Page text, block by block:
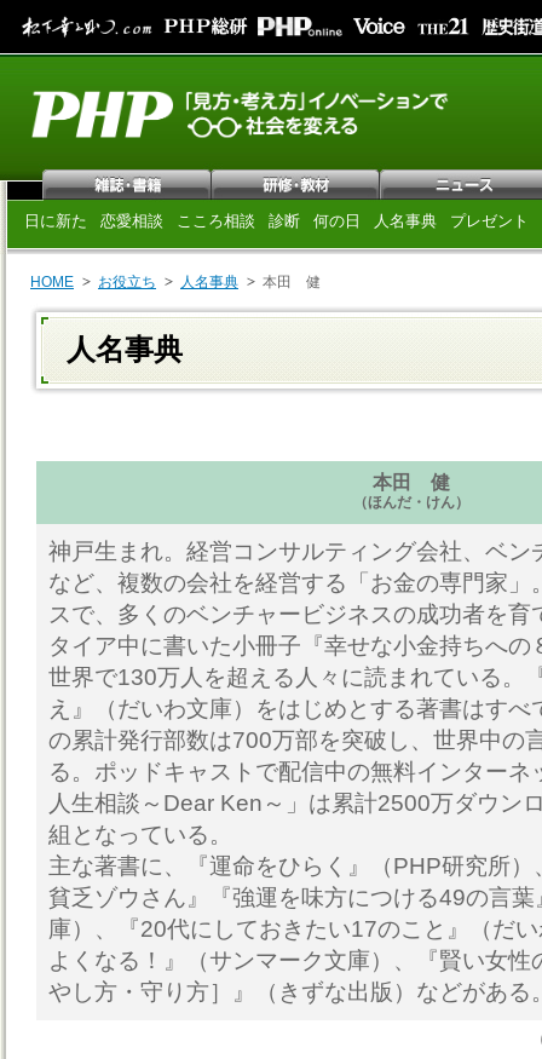
日に新た 恋愛相談 こころ相談 診断 何の日 人名事典 プレゼント
HOME お役立ち 人名事典 本田 健
人名事典
本田 健
（ほんだ・けん）
神戸生まれ。経営コンサルティング会社、ベン
など、複数の会社を経営する「お金の専門家」
スで、多くのベンチャービジネスの成功者を育
タイア中に書いた小冊子『幸せな小金持ちへの
世界で130万人を超える人々に読まれている。
え』（だいわ文庫）をはじめとする著書はすべ
の累計発行部数は700万部を突破し、世界中の
る。ポッドキャストで配信中の無料インターネ
人生相談～Dear Ken～」は累計2500万ダウン
組となっている。
主な著書に、『運命をひらく』（PHP研究所
貧乏ゾウさん』『強運を味方につける49の言
庫）、『20代にしておきたい17のこと』（だ
よくなる！』（サンマーク文庫）、『賢い女性
やし方・守り方］』（きずな出版）などがある